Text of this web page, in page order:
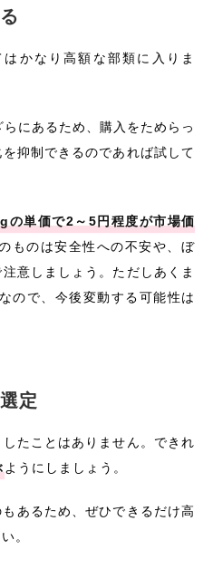
かなり高額な部類に入りま
にあるため、購入をためらっ
抑制できるのであれば試して
の単価で2～5円程度が市場価
ものは安全性への不安や、ぼ
意しましょう。ただしあくま
ので、今後変動する可能性は
定
たことはありません。できれ
ようにしましょう。
あるため、ぜひできるだけ高
。